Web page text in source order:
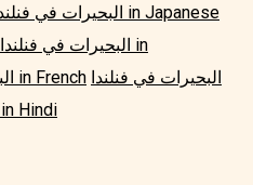
البحيرات في فنلندا in Japanese
البحيرات في فنلندا in
البحيرات في فنلندا in French البحيرات في فنلندا
البحيرات في فنلندا in Hindi